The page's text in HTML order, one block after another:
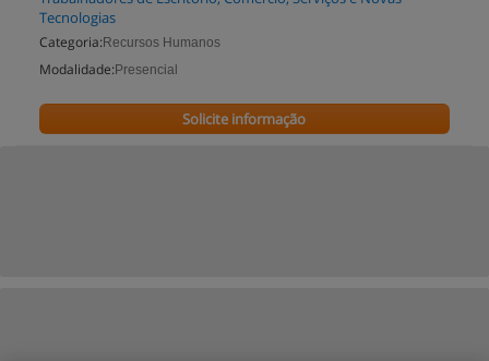
Tecnologias
Categoria: Recursos Humanos
Modalidade: Presencial
Solicite informação